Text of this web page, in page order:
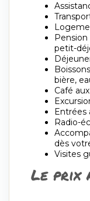
petit-
bière,
Café
Entrées
Radio-
dès
Visites
Le prix